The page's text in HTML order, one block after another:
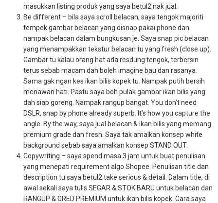
masukkan listing produk yang saya betul2 nak jual.
Be different – bila saya scroll belacan, saya tengok majoriti
tempek gambar belacan yang disnap pakai phone dan
nampak belacan dalam bungkusan je. Saya snap pic belacan
yang menampakkan tekstur belacan tu yang fresh (close up).
Gambar tu kalau orang hat ada resdung tengok, terbersin
terus sebab macam dah boleh imagine bau dan rasanya.
Sama gak ngan kes ikan bilis kopek tu. Nampak putih bersih
menawan hati. Pastu saya boh pulak gambar ikan bilis yang
dah siap goreng. Nampak rangup bangat. You don’t need
DSLR, snap by phone already superb. It’s how you capture the
angle. By the way, saya jual belacan & ikan bilis yang memang
premium grade dan fresh. Saya tak amalkan konsep white
background sebab saya amalkan konsep STAND OUT.
Copywriting – saya spend masa 3 jam untuk buat penulisan
yang menepati requirement algo Shopee. Penulisan title dan
description tu saya betul2 take serious & detail. Dalam title, di
awal sekali saya tulis SEGAR & STOK BARU untuk belacan dan
RANGUP & GRED PREMIUM untuk ikan bilis kopek. Cara saya